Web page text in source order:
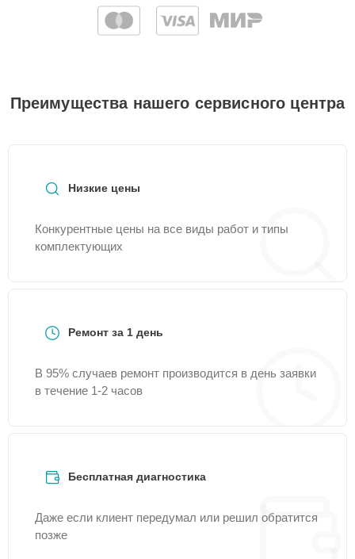
Преимущества нашего сервисного центра
Низкие цены
Конкурентные цены на все виды работ и типы
комплектующих
Ремонт за 1 день
В 95% случаев ремонт производится в день заявки
в течение 1-2 часов
Бесплатная диагностика
Даже если клиент передумал или решил обратится
позже